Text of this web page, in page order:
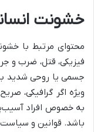
خشونت
محتوای مرتبط با
فیزیکی، قتل، ضرب و
جسمی یا روحی شدید
ویژه اگر گرافیکی،
به خصوص افراد
باشد. قوانین و